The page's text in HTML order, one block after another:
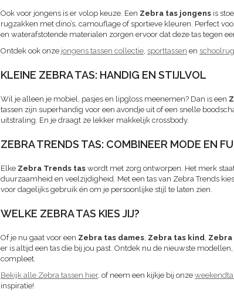
Ook voor jongens is er volop keuze. Een Zebra tas jongens is
rugzakken met dino’s, camouflage of sportieve kleuren. Perfect
en waterafstotende materialen zorgen ervoor dat deze tas tegen
Ontdek ook onze jongens tassen collectie, sporttassen en
KLEINE ZEBRA TAS: HANDIG EN STIJLVOL
Wil je alleen je mobiel, pasjes en lipgloss meenemen? Dan is een
tassen zijn superhandig voor een avondje uit of een snelle
uitstraling. En je draagt ze lekker makkelijk crossbody.
ZEBRA TRENDS TAS: COMBINEER MODE EN
Elke Zebra Trends tas wordt met zorg ontworpen. Het merk
duurzaamheid en veelzijdigheid. Met een tas van Zebra Trends
voor dagelijks gebruik én om je persoonlijke stijl te laten zien.
WELKE ZEBRA TAS KIES JIJ?
Of je nu gaat voor een Zebra tas dames, Zebra tas kind, Zebra
er is altijd een tas die bij jou past. Ontdek nu de nieuwste
compleet.
Bekijk alle Zebra tassen hier, of neem een kijkje bij onze
inspiratie!